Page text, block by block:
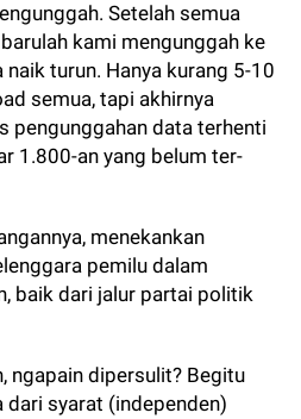
Setelah semua
kami mengunggah ke
turun. Hanya kurang 5-10
semua, tapi akhirnya
pengunggahan data terhenti
1.800-an yang belum ter-
menekankan
pemilu dalam
baik dari jalur partai politik
ngapain dipersulit? Begitu
dari syarat (independen)